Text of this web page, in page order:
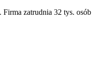
zatrudnia 32 tys. osób